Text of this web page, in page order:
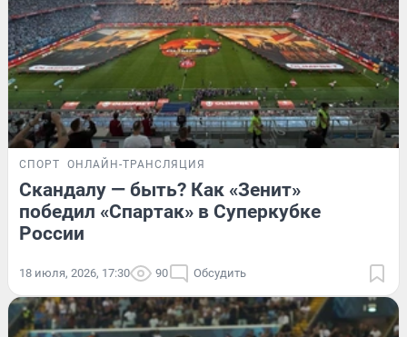
СПОРТ ОНЛАЙН-ТРАНСЛЯЦИЯ
Скандалу — быть? Как «Зенит»
победил «Спартак» в Суперкубке
России
18 июля, 2026, 17:30 90 Обсудить